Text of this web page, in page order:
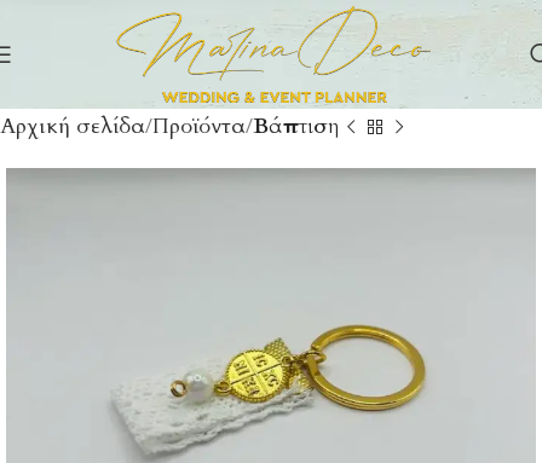
Αρχική σελίδα Προϊόντα Βάπτιση